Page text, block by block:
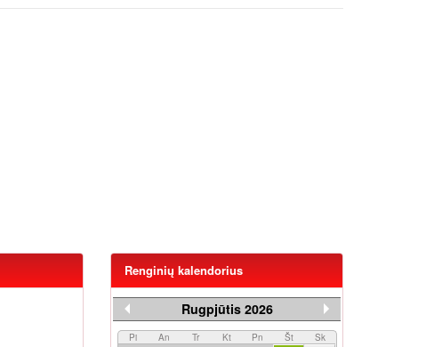
Renginių kalendorius
Rugpjūtis 2026
Pi An Tr Kt Pn Št Sk